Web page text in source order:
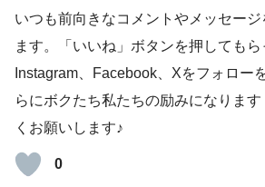
いつも前向きなコメントやメッセー
ます。「いいね」ボタンを押してもら
Instagram、Facebook、Xをフォロー
らにボクたち私たちの励みになりま
くお願いします♪
0